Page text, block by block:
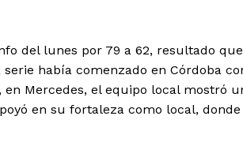
del lunes por 79 a 62, resultado
había comenzado en Córdoba
en Mercedes, el equipo local mostró
en su fortaleza como local,